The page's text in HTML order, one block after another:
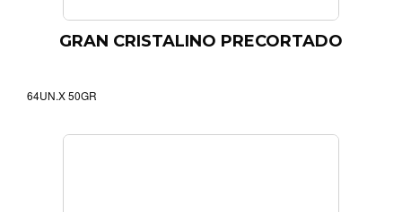
GRAN CRISTALINO PRECORTADO
64UN.X 50GR